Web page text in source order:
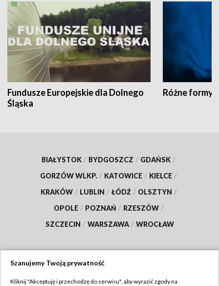
Fundusze Europejskie dla Dolnego
Śląska
Różne formy
BIAŁYSTOK / BYDGOSZCZ / GDAŃSK /
GORZÓW WLKP. / KATOWICE / KIELCE /
KRAKÓW / LUBLIN / ŁÓDŹ / OLSZTYN /
OPOLE / POZNAŃ / RZESZÓW /
SZCZECIN / WARSZAWA / WROCŁAW
Szanujemy Twoją prywatność
Kliknij "Akceptuję i przechodzę do serwisu", aby wyrazić zgody na